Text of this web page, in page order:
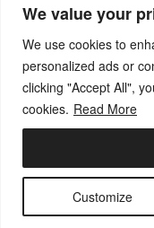
We value your
We use cookies to
personalized ads or
clicking "Accept All",
cookies. Read More
Customize
Impressum
Kontakt
© Copyright 2026 | MP-
Neuhausen